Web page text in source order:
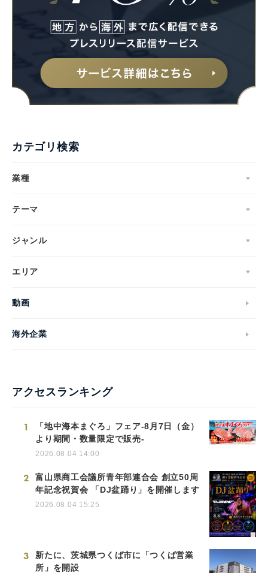
カテゴリ検索
業種
テーマ
ジャンル
エリア
動画
海外企業
アクセスランキング
1
「地中海本まぐろ」フェア-8月7日（金）
より期間・数量限定で販売-
2026.08.04 14:00
2
富山県商工会議所青年部連合会 創立50周
年記念祝賀会 「DJ盆踊り」を開催します
2026.08.04 15:25
3
新たに、茨城県つくば市に「つくば営業
所」を開設